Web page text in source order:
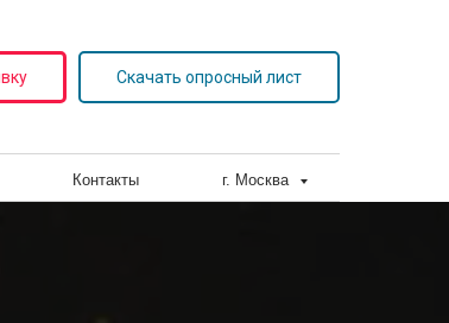
Скачать опросный лист
Контакты г. Москва
БЛОГ +7 (800)